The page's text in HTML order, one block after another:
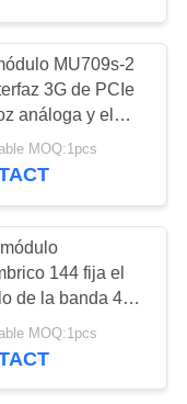
10
2
MU709s-2
3G de PCIe
análoga y el
serie
MOQ:1pcs
144 fija el
de la banda 4G
M del patio arriba
MOQ:1pcs